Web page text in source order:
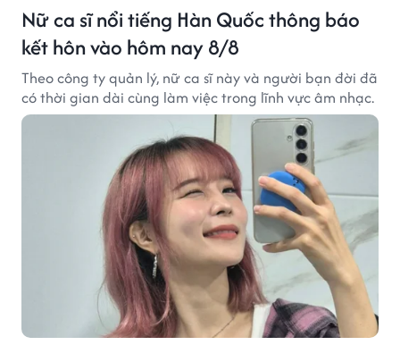
Nữ ca sĩ nổi tiếng Hàn Quốc thông báo
kết hôn vào hôm nay 8/8
Theo công ty quản lý, nữ ca sĩ này và người bạn đời đã
có thời gian dài cùng làm việc trong lĩnh vực âm nhạc.